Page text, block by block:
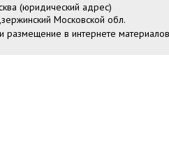
(юридический адрес)
Московской обл.
размещение в интернете